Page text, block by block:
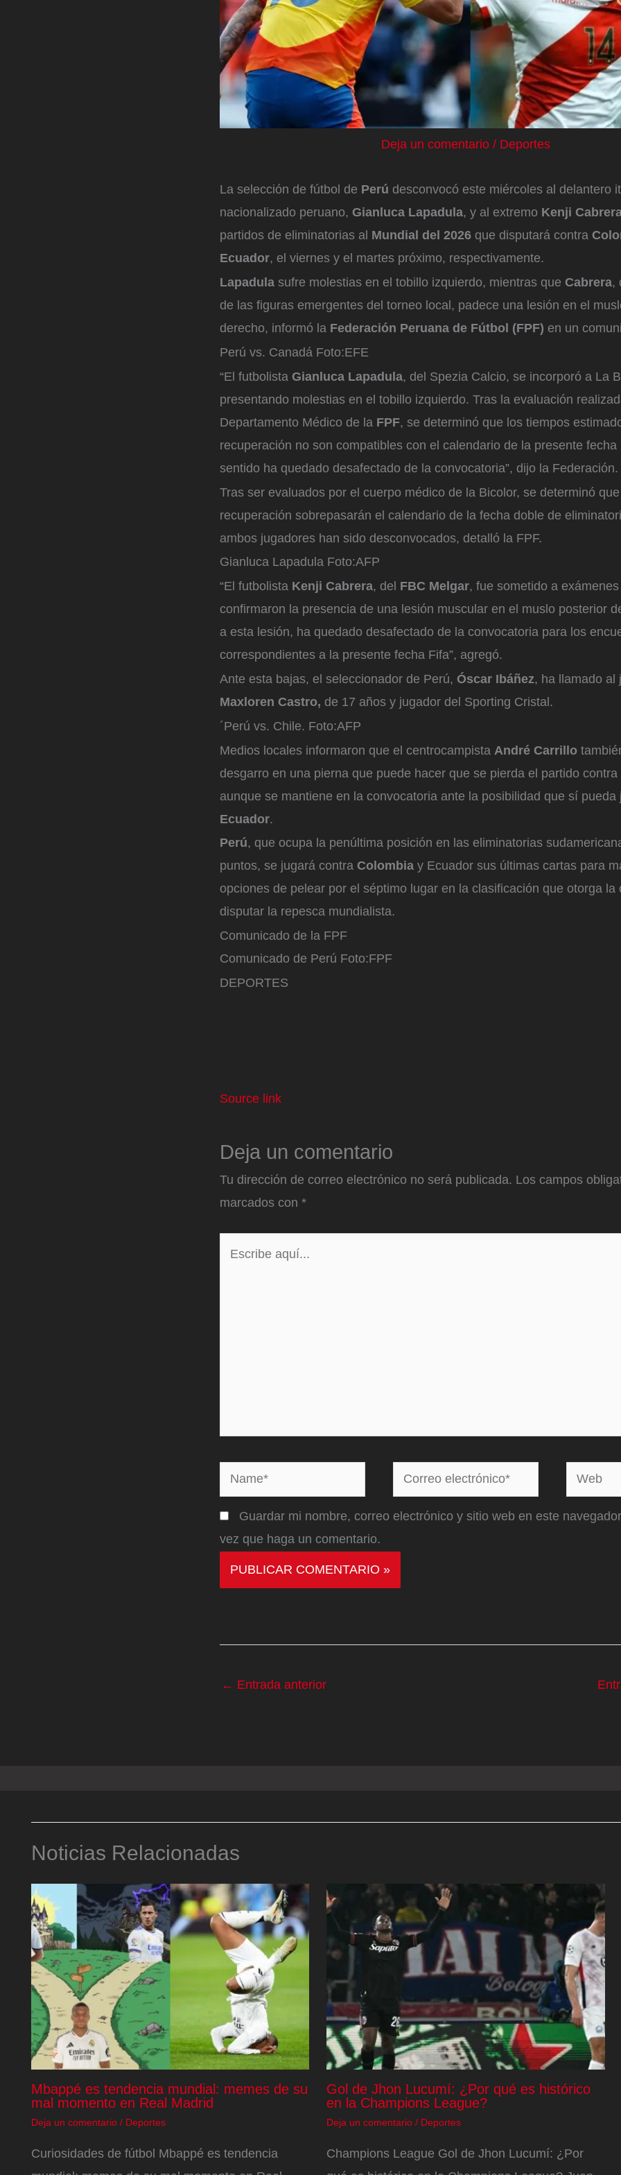
Deja un comentario / Deportes
La selección de fútbol de Perú desconvocó este miércoles al delantero
nacionalizado peruano, Gianluca Lapadula, y al extremo Kenji
partidos de eliminatorias al Mundial del 2026 que disputará contra
Ecuador, el viernes y el martes próximo, respectivamente.
Lapadula sufre molestias en el tobillo izquierdo, mientras que Cabrera,
de las figuras emergentes del torneo local, padece una lesión en el
derecho, informó la Federación Peruana de Fútbol (FPF) en un
Perú vs. Canadá Foto:EFE
“El futbolista Gianluca Lapadula, del Spezia Calcio, se incorporó a La
presentando molestias en el tobillo izquierdo. Tras la evaluación
Departamento Médico de la FPF, se determinó que los tiempos
recuperación no son compatibles con el calendario de la presente fecha
sentido ha quedado desafectado de la convocatoria”, dijo la Federación.
Tras ser evaluados por el cuerpo médico de la Bicolor, se determinó
recuperación sobrepasarán el calendario de la fecha doble de
ambos jugadores han sido desconvocados, detalló la FPF.
Gianluca Lapadula Foto:AFP
“El futbolista Kenji Cabrera, del FBC Melgar, fue sometido a
confirmaron la presencia de una lesión muscular en el muslo posterior
a esta lesión, ha quedado desafectado de la convocatoria para los
correspondientes a la presente fecha Fifa”, agregó.
Ante esta bajas, el seleccionador de Perú, Óscar Ibáñez, ha llamado al
Maxloren Castro, de 17 años y jugador del Sporting Cristal.
´Perú vs. Chile. Foto:AFP
Medios locales informaron que el centrocampista André Carrillo
desgarro en una pierna que puede hacer que se pierda el partido contra
aunque se mantiene en la convocatoria ante la posibilidad que sí pueda
Ecuador.
Perú, que ocupa la penúltima posición en las eliminatorias
puntos, se jugará contra Colombia y Ecuador sus últimas cartas para
opciones de pelear por el séptimo lugar en la clasificación que otorga la
disputar la repesca mundialista.
Comunicado de la FPF
Comunicado de Perú Foto:FPF
DEPORTES
Source link
Deja un comentario
Tu dirección de correo electrónico no será publicada. Los campos
marcados con *
Name*
Correo
electrónico*
Web
Guardar mi nombre, correo electrónico y sitio web en este
vez que haga un comentario.
← Entrada anterior
Noticias Relacionadas
Mbappé es tendencia mundial: memes de su
mal momento en Real Madrid
Deja un comentario / Deportes
Curiosidades de fútbol Mbappé es tendencia
Gol de Jhon Lucumí: ¿Por qué es histórico
en la Champions League?
Deja un comentario / Deportes
Champions League Gol de Jhon Lucumí: ¿Por